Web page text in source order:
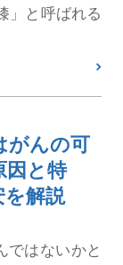
」と呼ばれる
がんの可
因と特
を解説
ではないかと